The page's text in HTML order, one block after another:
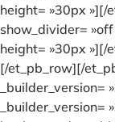
height= »30px »][/
show_divider=
height= »30px »][/
[/et_pb_row][/
_builder_version=
_builder_version=